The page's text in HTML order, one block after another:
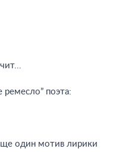
ремесло” поэта:
один мотив лирики